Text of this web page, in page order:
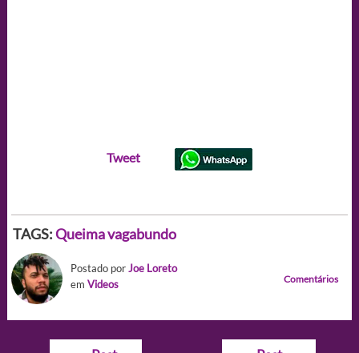
Tweet
TAGS:Queima vagabundo
Postado porJoe Loreto
em Videos Comentários
Navegação